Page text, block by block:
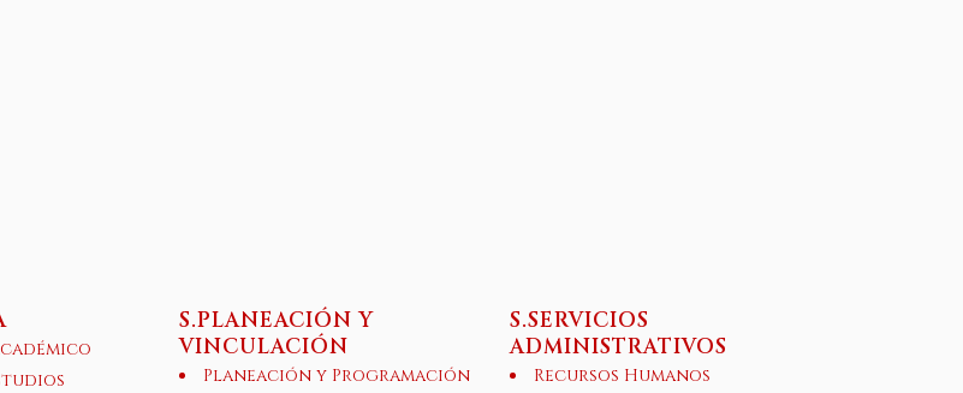
S.PLANEACIÓN Y
VINCULACIÓN
Planeación y Programación
S.SERVICIOS
ADMINISTRATIVOS
Recursos Humanos